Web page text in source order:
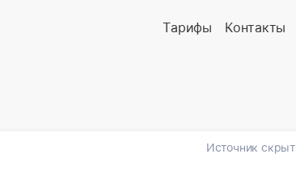
Тарифы Контакты
Источник скрыт